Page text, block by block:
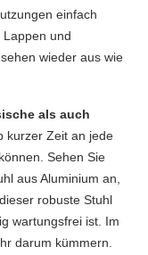
einfach
und
wieder aus wie
als auch
kurzer Zeit an jede
Sehen Sie
aus Aluminium an,
robuste Stuhl
wartungsfrei ist. Im
darum kümmern.